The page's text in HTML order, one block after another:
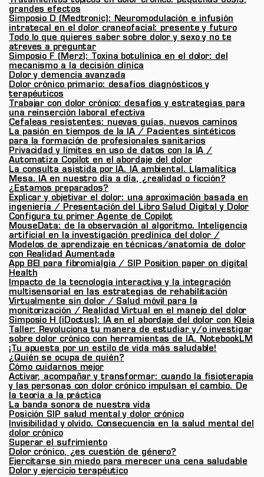
grandes efectos
Simposio D (Medtronic): Neuromodulación e infusión
intratecal en el dolor craneofacial: presente y futuro
Todo lo que quieres saber sobre dolor y sexo y no te
atreves a preguntar
Simposio F (Merz): Toxina botulínica en el dolor: del
mecanismo a la decisión clínica
Dolor y demencia avanzada
Dolor crónico primario: desafíos diagnósticos y
terapéuticos
Trabajar con dolor crónico: desafíos y estrategias para
una reinserción laboral efectiva
Cefaleas resistentes: nuevas guías, nuevos caminos
La pasión en tiempos de la IA / Pacientes sintéticos
para la formación de profesionales sanitarios
Privacidad y límites en uso de datos con la IA /
Automatiza Copilot en el abordaje del dolor
La consulta asistida por IA. IA ambiental. Llamalítica
Mesa. IA en nuestro día a día, ¿realidad o ficción?
¿Estamos preparados?
Explicar y objetivar el dolor: una aproximación basada en
ingeniería / Presentación del Libro Salud Digital y Dolor
Configura tu primer Agente de Copilot
MouseData: de la observación al algoritmo. Inteligencia
artificial en la investigación preclínica del dolor /
Modelos de aprendizaje en técnicas/anatomía de dolor
con Realidad Aumentada
App BEI para fibromialgia / SIP Position paper on digital
Health
Impacto de la tecnología interactiva y la integración
multisensorial en las estrategias de rehabilitación
Virtualmente sin dolor / Salud móvil para la
monitorización / Realidad Virtual en el manejo del dolor
Simposio H (iDoctus): IA en el abordaje del dolor con Kleia
Taller: Revoluciona tu manera de estudiar y/o investigar
sobre dolor crónico con herramientas de IA. NotebookLM
¡Tu apuesta por un estilo de vida más saludable!
¿Quién se ocupa de quién?
Cómo cuidarnos mejor
Activar, acompañar y transformar: cuando la fisioterapia
y las personas con dolor crónico impulsan el cambio. De
la teoría a la práctica
La banda sonora de nuestra vida
Posición SIP salud mental y dolor crónico
Invisibilidad y olvido. Consecuencia en la salud mental del
dolor crónico
Superar el sufrimiento
Dolor crónico, ¿es cuestión de género?
Ejercitarse sin miedo para merecer una cena saludable
Dolor y ejercicio terapéutico